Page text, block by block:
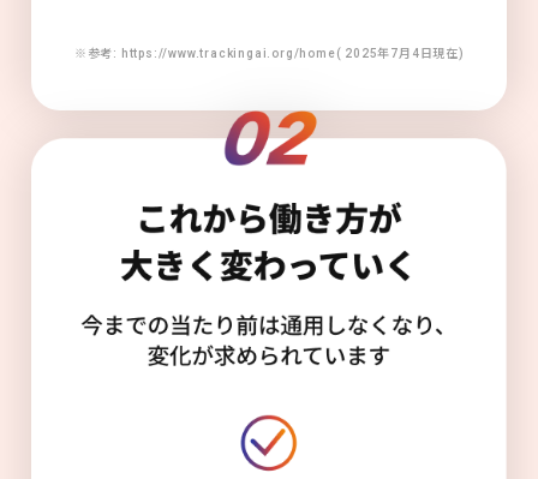
※参考: https://www.trackingai.org/home( 2025年7月4日現在)